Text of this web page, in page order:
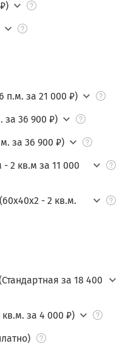
п.м. за 21 000 ₽)
за 36 900 ₽)
за 36 900 ₽)
2 кв.м за 11 000
- 2 кв.м.
за 18 400
за 4 000 ₽)